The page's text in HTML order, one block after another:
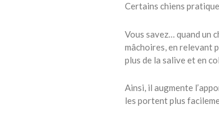
Certains chiens
Vous savez… quand un
mâchoires, en relevant
plus de la salive et en
Ainsi, il augmente
les portent plus